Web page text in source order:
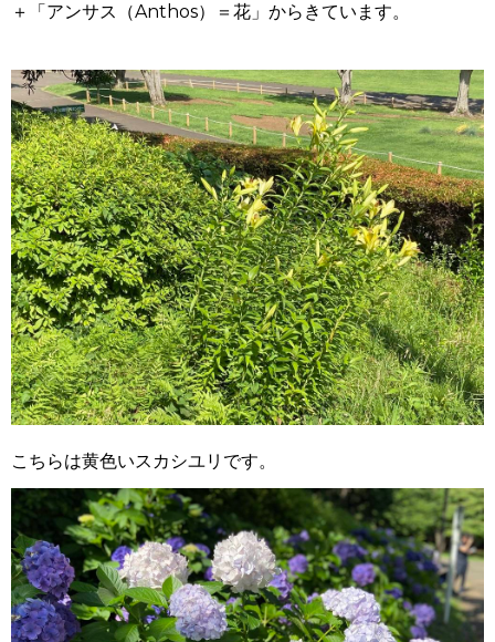
＋「アンサス（Anthos）＝花」からきています。
こちらは黄色いスカシユリです。